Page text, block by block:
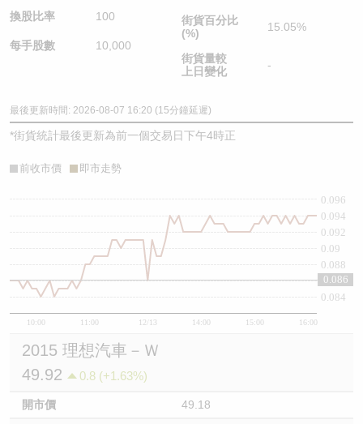
換股比率 100
每手股數 10,000
街貨百分比
(%)
15.05%
街貨量較
上日變化
-
最後更新時間: 2026-08-07 16:20 (15分鐘延遲)
*街貨統計最後更新為前一個交易日下午4時正
前收市價 即市走勢
10:00 11:00 12/13 14:00 15:00 16:00
0.084
0.086
0.088
0.09
0.092
0.094
0.096
0.086
2015 理想汽車－Ｗ
49.92
0.8 (+1.63%)
開市價 49.18